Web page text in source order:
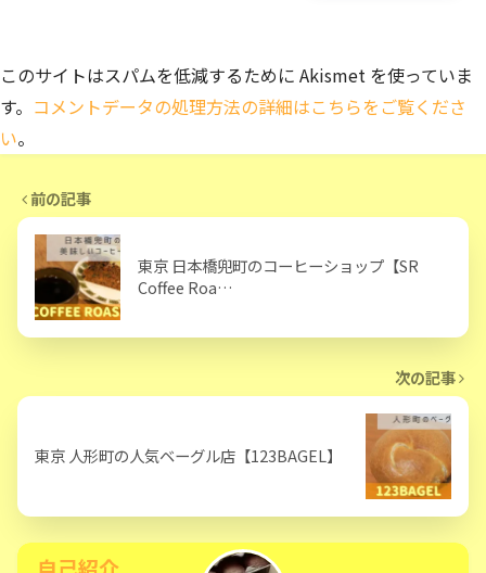
このサイトはスパムを低減するために Akismet を使っていま
す。 コメントデータの処理方法の詳細はこちらをご覧くださ
い。
前の記事
東京 日本橋兜町のコーヒーショップ【SR
Coffee Roa…
次の記事
東京 人形町の人気ベーグル店【123BAGEL】
自己紹介